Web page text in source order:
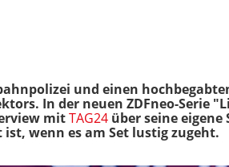
und einen
In der neuen ZDFneo-Serie
mitTAG24 über seine
wenn es am Set lustig zugeht.